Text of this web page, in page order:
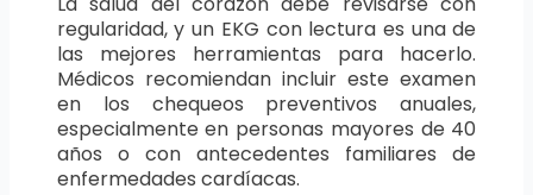
regularidad, y un EKG con lectura es una de
las mejores herramientas para hacerlo.
Médicos recomiendan incluir este examen
en los chequeos preventivos anuales,
especialmente en personas mayores de 40
años o con antecedentes familiares de
enfermedades cardíacas.